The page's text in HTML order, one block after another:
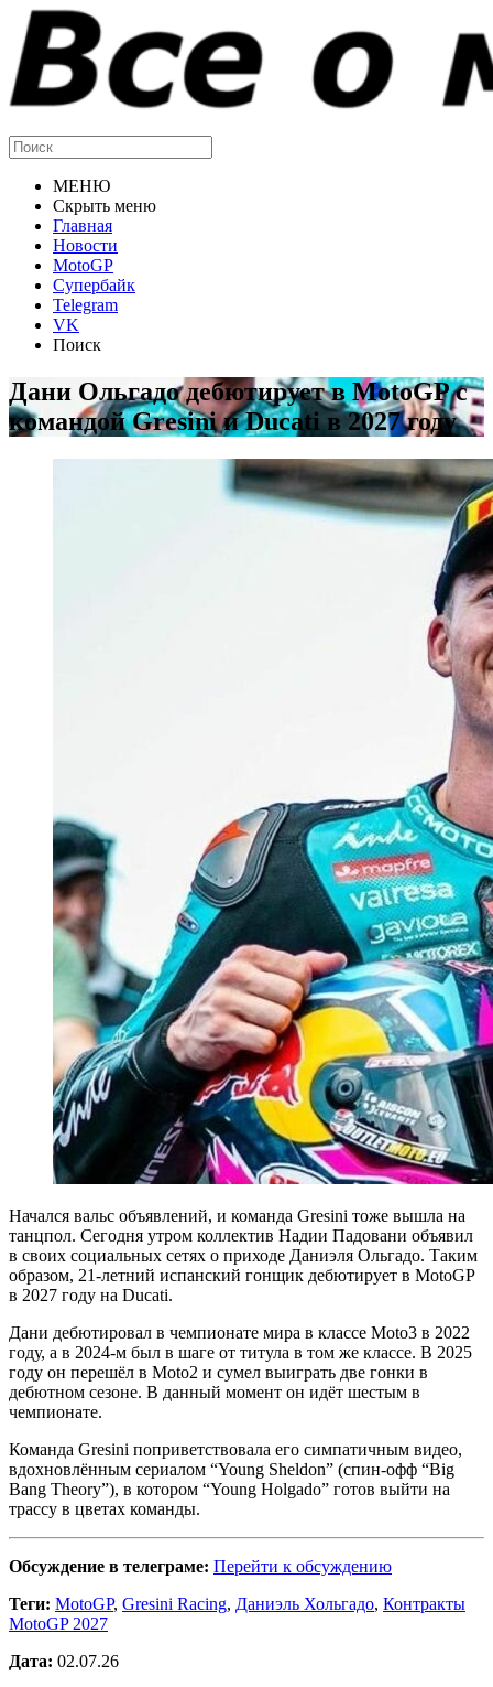
МЕНЮ
Скрыть меню
Главная
Новости
MotoGP
Супербайк
Telegram
VK
Поиск
Дани Ольгадо дебютирует в MotoGP с
командой Gresini и Ducati в 2027 году
Начался вальс объявлений, и команда Gresini тоже вышла на
танцпол. Сегодня утром коллектив Надии Падовани объявил
в своих социальных сетях о приходе Даниэля Ольгадо. Таким
образом, 21-летний испанский гонщик дебютирует в MotoGP
в 2027 году на Ducati.
Дани дебютировал в чемпионате мира в классе Moto3 в 2022
году, а в 2024-м был в шаге от титула в том же классе. В 2025
году он перешёл в Moto2 и сумел выиграть две гонки в
дебютном сезоне. В данный момент он идёт шестым в
чемпионате.
Команда Gresini поприветствовала его симпатичным видео,
вдохновлённым сериалом “Young Sheldon” (спин-офф “Big
Bang Theory”), в котором “Young Holgado” готов выйти на
трассу в цветах команды.
Обсуждение в телеграме: Перейти к обсуждению
Теги: MotoGP, Gresini Racing, Даниэль Хольгадо, Контракты
MotoGP 2027
Дата: 02.07.26